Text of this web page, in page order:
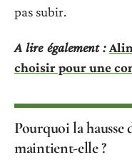
pas subir.
A lire également :
choisir pour une
Pourquoi la hausse
maintient-elle ?